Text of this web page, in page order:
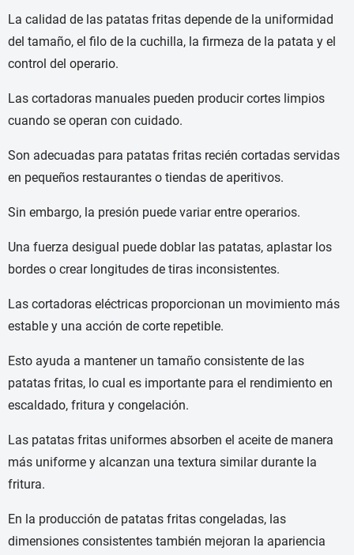
La calidad de las patatas fritas depende de la uniformidad
del tamaño, el filo de la cuchilla, la firmeza de la patata y el
control del operario.
Las cortadoras manuales pueden producir cortes limpios
cuando se operan con cuidado.
Son adecuadas para patatas fritas recién cortadas servidas
en pequeños restaurantes o tiendas de aperitivos.
Sin embargo, la presión puede variar entre operarios.
Una fuerza desigual puede doblar las patatas, aplastar los
bordes o crear longitudes de tiras inconsistentes.
Las cortadoras eléctricas proporcionan un movimiento más
estable y una acción de corte repetible.
Esto ayuda a mantener un tamaño consistente de las
patatas fritas, lo cual es importante para el rendimiento en
escaldado, fritura y congelación.
Las patatas fritas uniformes absorben el aceite de manera
más uniforme y alcanzan una textura similar durante la
fritura.
En la producción de patatas fritas congeladas, las
dimensiones consistentes también mejoran la apariencia